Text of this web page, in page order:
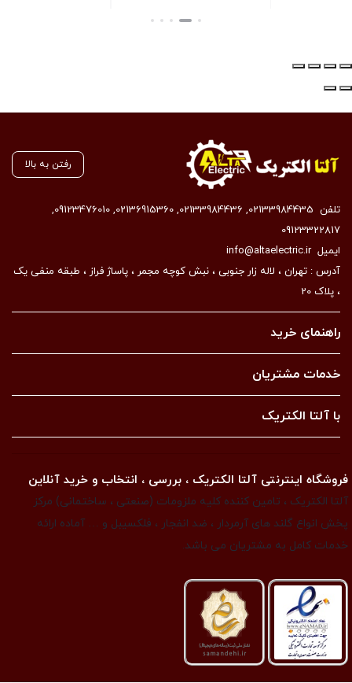
رفتن به بالا
تلفن 02133984435
,
02133984436
,
02136915360
,
09123476010
,
09123322817
ایمیلinfo@altaelectric.ir
آدرس : تهران ، لاله زار جنوبی ، نبش کوچه مجمر ، پاساژ فراز ، طبقه منفی یک
، پلاک 20
راهنمای خرید
خدمات مشتریان
با آلتا الکتریک
فروشگاه اینترنتی آلتا الکتریک ، بررسی ، انتخاب و خرید آنلاین
آلتا الکتریک ، تامین کننده کلیه ملزومات (صنعتی ، ساختمانی) مرکز
پخش انواع گلند های آرمردار ، ضد انفجار ، فلکسیبل و … آماده ارائه
خدمات کامل به مشتریان می باشد.